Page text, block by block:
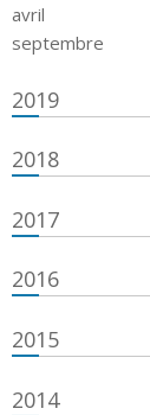
avril
septembre
2019
2018
2017
2016
2015
2014